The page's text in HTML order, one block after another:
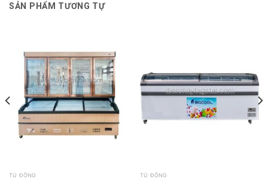
SẢN PHẨM TƯƠNG TỰ
TỦ ĐÔNG TỦ ĐÔNG